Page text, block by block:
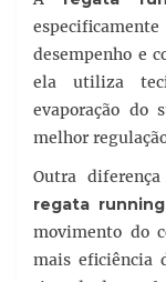
desempenho e
ela utiliza
evaporação do
melhor
Outra
regata running
movimento do
mais eficiência